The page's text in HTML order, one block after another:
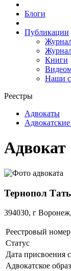
Блоги
Публикации
Книги
Наши
Реестры
Адвокаты
Адвокат
Тернопол
394030, г
Реестровый номер
Статус
Дата присвоения
Адвокатское